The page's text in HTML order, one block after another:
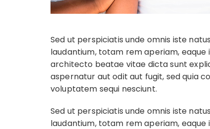
Sed ut perspiciatis unde omnis iste
laudantium, totam rem aperiam,
architecto beatae vitae dicta sunt
aspernatur aut odit aut fugit, sed quia
voluptatem sequi nesciunt.
Sed ut perspiciatis unde omnis iste
laudantium, totam rem aperiam,